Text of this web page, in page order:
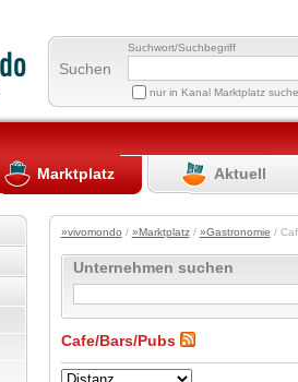
Suchen
Suchwort/Suchbegriff
nur in Kanal Marktplatz
Marktplatz Aktuell
»vivomondo / »Marktplatz/ »Gastronomie /
Unternehmen suchen
Cafe/Bars/Pubs